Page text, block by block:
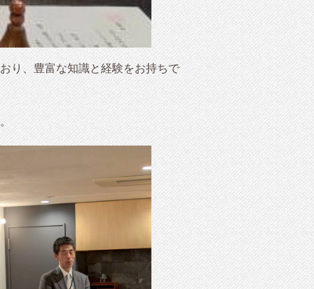
り、豊富な知識と経験をお持ちで